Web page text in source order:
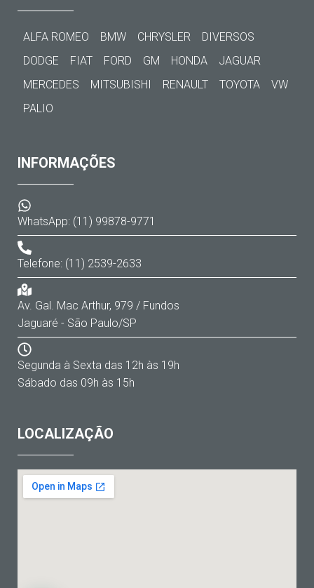
ALFA ROMEO BMW CHRYSLER
DIVERSOS
DODGE
FIAT FORD GM HONDA
JAGUAR
MERCEDES
MITSUBISHI RENAULT TOYOTA
VW
PALIO
INFORMAÇÕES
WhatsApp: (11) 99878-9771
Telefone: (11) 2539-2633
Av. Gal. Mac Arthur, 979 / Fundos
Jaguaré - São Paulo/SP
Segunda à Sexta das 12h às 19h
Sábado das 09h às 15h
LOCALIZAÇÃO